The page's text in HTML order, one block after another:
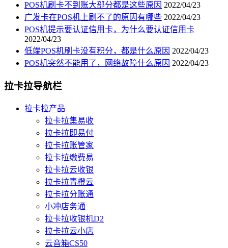
POS机刷卡不到账大部分都是这些原因 2022/04/23
广发卡在POS机上刷不了的原因有哪些 2022/04/23
POS机提示要认证信用卡，为什么要认证信用卡
2022/04/23
低端POS机刷卡没有积分，都是什么原因 2022/04/23
POS机突然不能用了，网络故障什么原因 2022/04/23
拉卡拉导航栏
拉卡拉产品
拉卡拉集易收
拉卡拉即易付
拉卡拉账管家
拉卡拉缴费易
拉卡拉云收银
拉卡拉青橙云
拉卡拉分账通
小冲店务通
拉卡拉收银机D2
拉卡拉云小店
云音箱CS50